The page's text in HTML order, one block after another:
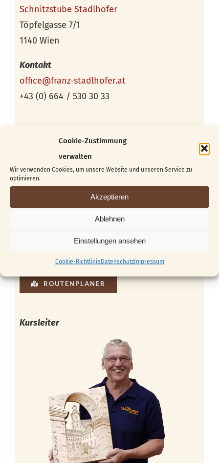
Cookie-Zustimmung
verwalten
Wir verwenden Cookies, um unsere Website und unseren Service zu
optimieren.
Akzeptieren
Ablehnen
Einstellungen ansehen
Cookie-RichtlinieDatenschutzImpressum
Schnitzstube Stadlhofer
Töpfelgasse 7/1
1140 Wien
Kontakt
office@franz-stadlhofer.at
+43 (0) 664 / 530 30 33
ROUTENPLANER
Kursleiter